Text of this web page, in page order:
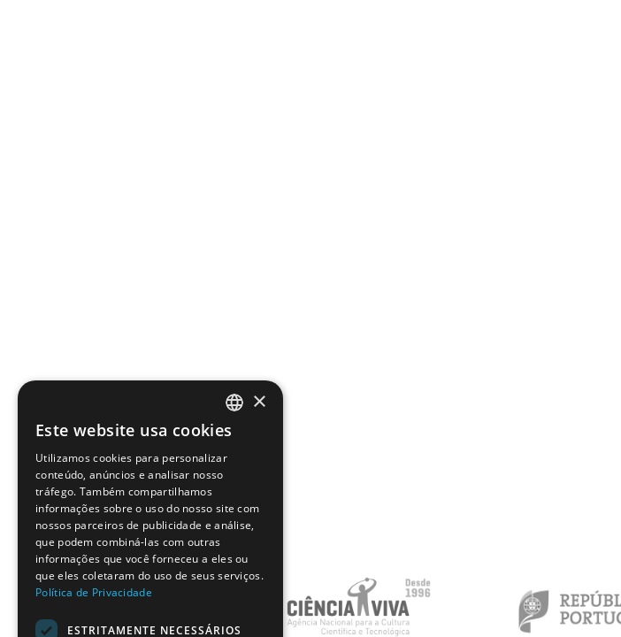
PORTUGUESE
ENGLISH
×
Este website usa cookies
Utilizamos cookies para personalizar
conteúdo, anúncios e analisar nosso
tráfego. Também compartilhamos
informações sobre o uso do nosso site com
nossos parceiros de publicidade e análise,
que podem combiná-las com outras
informações que você forneceu a eles ou
que eles coletaram do uso de seus serviços.
Política de Privacidade
ESTRITAMENTE NECESSÁRIOS